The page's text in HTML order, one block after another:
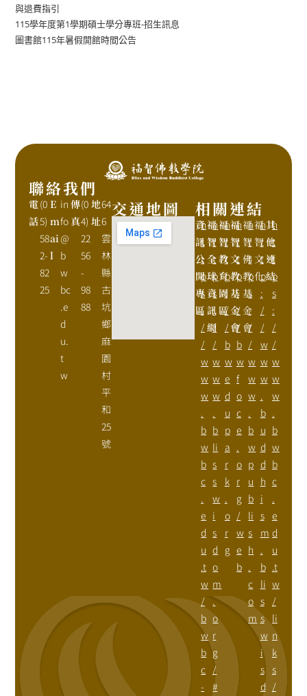
與退費指引
115學年度第1學期碩士學分專班-招生訊息
圖書館115年暑假開館時間公告
聯絡我們
電
話
(0
5)
58
2-
82
25
E
m
ai
l
in
fo
@
b
w
bc
.e
d
u.
t
w
傳
真
(0
4)
22
56
-
98
88
地
址
64
6
雲
林
縣
古
坑
鄉
麻
園
村
平
和
25
號
交通地圖 相關連結
資
訊
公
開
專
區
h
t
t
p
s
:
/
/
w
w
w
.
b
w
b
c
.
e
d
u
.t
w
/
b
w
b
c
-
福
智
全
球
資
訊
網
h
t
t
p
s
:
/
/
w
w
w
.
b
li
s
s
w
i
s
d
o
m
.
o
r
g
/
#
福
智
教
育
園
區
h
t
t
p
:
/
/
b
w
e
d
u
p
a
r
k
.
o
r
g
福
智
文
教
基
金
會
h
t
t
p
:
/
/
b
w
f
o
c
e
.
o
r
g
/
w
e
b
福
智
佛
教
基
金
會
h
t
t
p
s
:
/
/
w
w
w
.
b
w
p
u
b
li
s
h
.
c
o
m
福
智
文
化
h
t
t
p
:
/
/
w
w
w
.
b
u
d
d
h
i
s
m
.
b
li
s
s
w
i
s
d
其
他
連
結
h
t
t
p
s
:
/
/
w
w
w
.
b
w
b
c
.
e
d
u
.t
w
/
li
n
k
s
/